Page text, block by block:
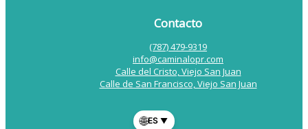
Contacto
(787) 479-9319
info@caminalopr.com
Calle del Cristo, Viejo San Juan
Calle de San Francisco, Viejo San Juan
🌐ES ▼